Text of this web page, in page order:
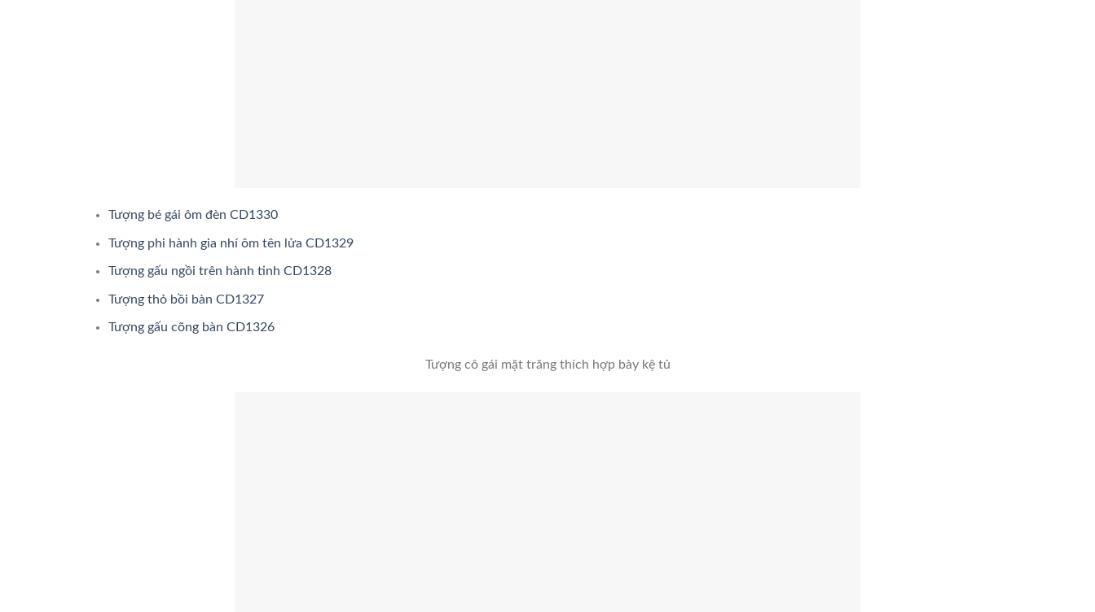
Tượng bé gái ôm đèn CD1330
Tượng phi hành gia nhí ôm tên lửa CD1329
Tượng gấu ngồi trên hành tinh CD1328
Tượng thỏ bồi bàn CD1327
Tượng gấu cõng bàn CD1326
Tượng cô gái mặt trăng thích hợp bày kệ tủ